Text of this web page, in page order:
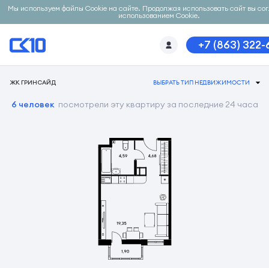
Мы используем файлы Cookie на сайте. Продолжая использовать сайт вы
использованием Cookie.
+7 (863)
ЖК ГРИНСАЙД ВЫБРАТЬ ТИП НЕДВИЖИМОСТИ
6 человек посмотрели эту квартиру за последние 24 часа